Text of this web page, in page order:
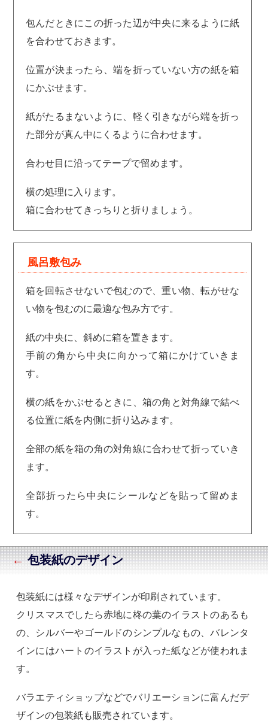
包んだときにこの折った辺が中央に来るように紙
を合わせておきます。
位置が決まったら、端を折っていない方の紙を箱
にかぶせます。
紙がたるまないように、軽く引きながら端を折っ
た部分が真ん中にくるように合わせます。
合わせ目に沿ってテープで留めます。
横の処理に入ります。
箱に合わせてきっちりと折りましょう。
風呂敷包み
箱を回転させないで包むので、重い物、転がせな
い物を包むのに最適な包み方です。
紙の中央に、斜めに箱を置きます。
手前の角から中央に向かって箱にかけていきま
す。
横の紙をかぶせるときに、箱の角と対角線で結べ
る位置に紙を内側に折り込みます。
全部の紙を箱の角の対角線に合わせて折っていき
ます。
全部折ったら中央にシールなどを貼って留めま
す。
←包装紙のデザイン
包装紙には様々なデザインが印刷されています。
クリスマスでしたら赤地に柊の葉のイラストのあるも
の、シルバーやゴールドのシンプルなもの、バレンタ
インにはハートのイラストが入った紙などが使われま
す。
バラエティショップなどでバリエーションに富んだデ
ザインの包装紙も販売されています。